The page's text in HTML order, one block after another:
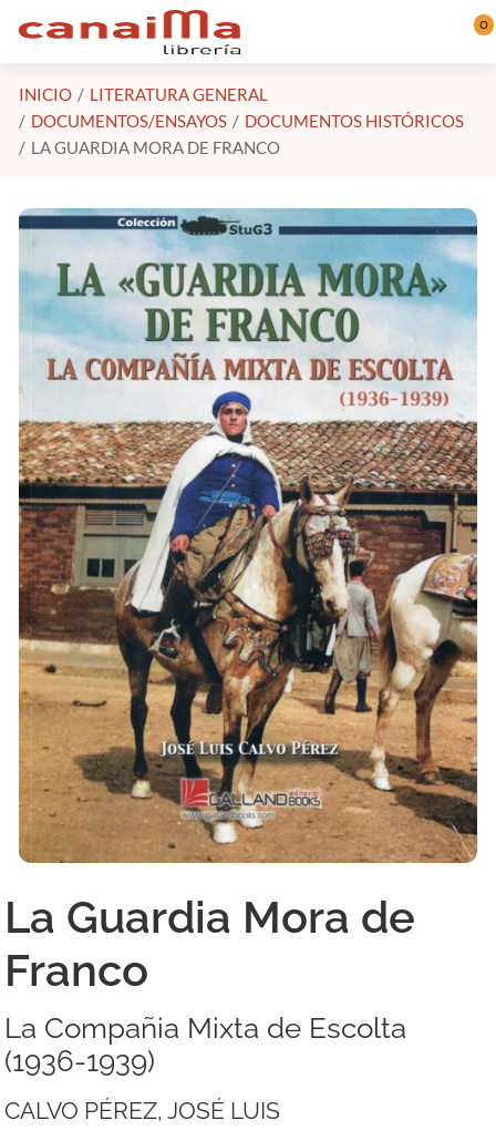
Saltar al contenido principal 0
INICIO
LITERATURA GENERAL
DOCUMENTOS/ENSAYOS
DOCUMENTOS HISTÓRICOS
LA GUARDIA MORA DE FRANCO
La Guardia Mora de
Franco
La Compañia Mixta de Escolta
(1936-1939)
CALVO PÉREZ, JOSÉ LUIS